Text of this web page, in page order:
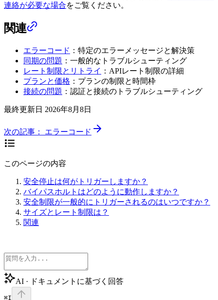
連絡が必要な場合をご覧ください。
関連
エラーコード ：特定のエラーメッセージと解決策
同期の問題 ：一般的なトラブルシューティング
レート制限とリトライ ：APIレート制限の詳細
プランと価格 ：プランの制限と時間枠
接続の問題 ：認証と接続のトラブルシューティング
最終更新日 2026年8月8日
次の記事： エラーコード
このページの内容
安全停止は何がトリガーしますか？
バイパスホルトはどのように動作しますか？
安全制限が一般的にトリガーされるのはいつですか？
サイズとレート制限は？
関連
AI · ドキュメントに基づく回答
⌘I